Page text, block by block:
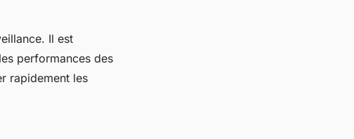
Il est
performances des
rapidement les